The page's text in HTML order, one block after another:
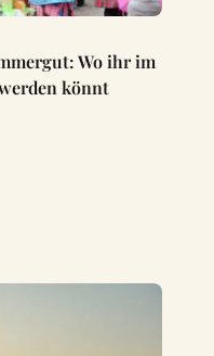
Wo ihr im
könnt